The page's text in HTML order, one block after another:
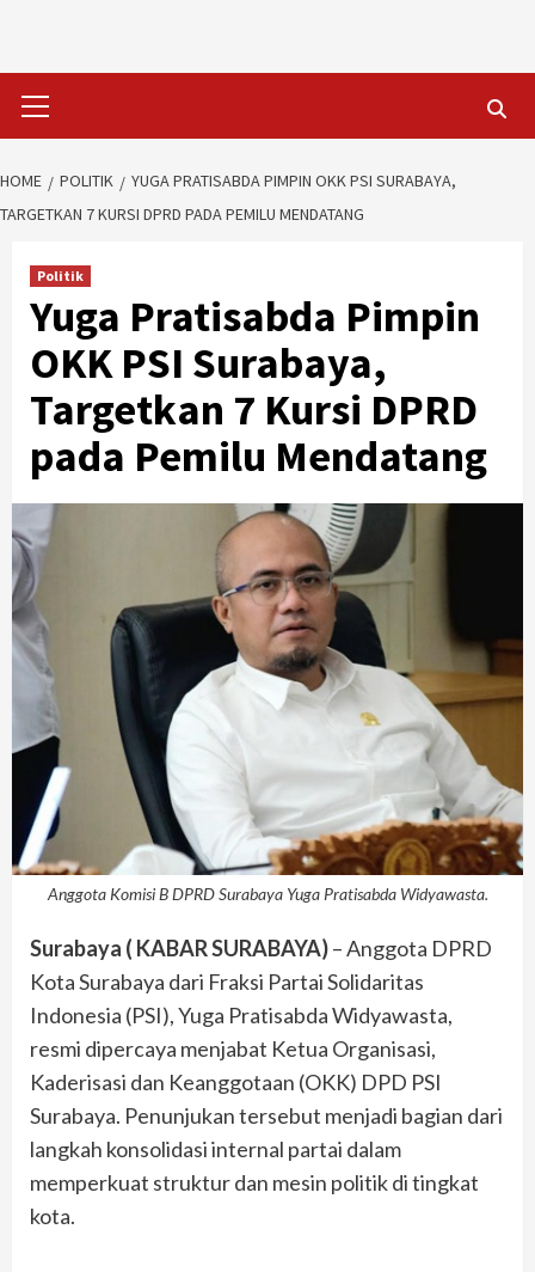
Menu
HOME POLITIK
YUGA PRATISABDA PIMPIN OKK PSI SURABAYA,
TARGETKAN 7 KURSI DPRD PADA PEMILU MENDATANG
Politik
Yuga Pratisabda Pimpin
OKK PSI Surabaya,
Targetkan 7 Kursi DPRD
pada Pemilu Mendatang
Anggota Komisi B DPRD Surabaya Yuga Pratisabda Widyawasta.
Surabaya ( KABAR SURABAYA)– Anggota DPRD
Kota Surabaya dari Fraksi Partai Solidaritas
Indonesia (PSI), Yuga Pratisabda Widyawasta,
resmi dipercaya menjabat Ketua Organisasi,
Kaderisasi dan Keanggotaan (OKK) DPD PSI
Surabaya. Penunjukan tersebut menjadi bagian dari
langkah konsolidasi internal partai dalam
memperkuat struktur dan mesin politik di tingkat
kota.